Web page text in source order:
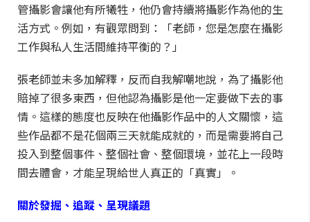
管攝影會讓他有所犧牲，他仍會持續將攝影作為他的生
活方式。例如，有觀眾問到：「老師，您是怎麼在攝影
工作與私人生活間維持平衡的？」
張老師並未多加解釋，反而自我解嘲地說，為了攝影他
賠掉了很多東西，但他認為攝影是他一定要做下去的事
情。這樣的態度也反映在他攝影作品中的人文關懷，這
些作品都不是花個兩三天就能成就的，而是需要將自己
投入到整個事件、整個社會、整個環境，並花上一段時
間去體會，才能呈現給世人真正的「真實」。
關於發掘、追蹤、呈現議題